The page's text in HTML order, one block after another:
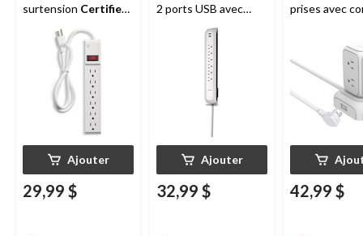
surtension Certified,
3 pi, 350 joules, blanc
Ajouter
29,99 $
2 ports USB avec
surtension, cordon de
4 pi, 900 joules, blanc
Ajouter
32,99 $
prises avec
surtensions,
42,99 $